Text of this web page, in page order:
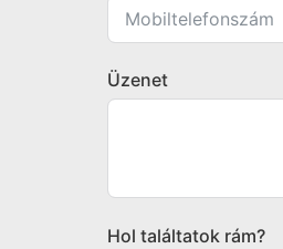
Üzenet
Hol találtatok rám?